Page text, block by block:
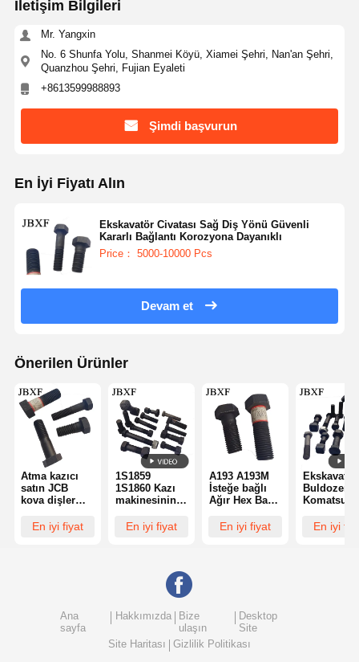
İletişim Bilgileri
Mr. Yangxin
No. 6 Shunfa Yolu, Shanmei Köyü, Xiamei Şehri, Nan'an Şehri,
Quanzhou Şehri, Fujian Eyaleti
+8613599988893
Şimdi başvurun
En İyi Fiyatı Alın
Ekskavatör Civatası Sağ Diş Yönü Güvenli
Kararlı Bağlantı Korozyona Dayanıklı
Price： 5000-10000 Pcs
Devam et
Önerilen Ürünler
Atma kazıcı
satın JCB
kova dişler
Cutter Kaba
iplik türü
En iyi fiyat
1S1859
1S1860 Kazı
makinesinin
bultları ve
fındıkları
CAT 225BLC
En iyi fiyat
A193 A193M
İsteğe bağlı
Ağır Hex Baş
ve Yarım Diş
Seçenekleri
En iyi fiyat
Buldozer
Komatsu
için
Fındıklar
En iyi
Ana
sayfa
Hakkımızda
Bize
ulaşın
Desktop
Site
Site Haritası
Gizlilik Politikası